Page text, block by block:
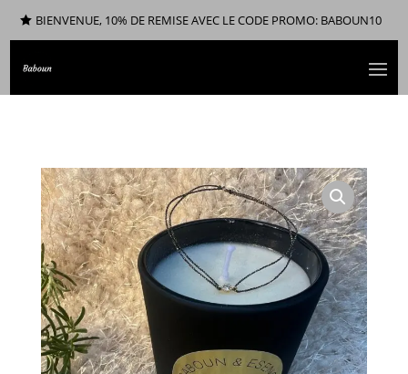
BIENVENUE, 10% DE REMISE AVEC LE CODE PROMO: BABOUN10